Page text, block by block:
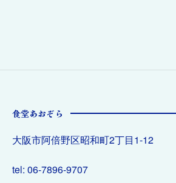
食堂あおぞら
大阪市阿倍野区昭和町2丁目1-12
tel: 06-7896-9707